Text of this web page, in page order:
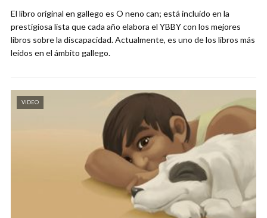
El libro original en gallego es O neno can; está incluido en la
prestigiosa lista que cada año elabora el YBBY con los mejores
libros sobre la discapacidad. Actualmente, es uno de los libros más
leídos en el ámbito gallego.
VIDEO